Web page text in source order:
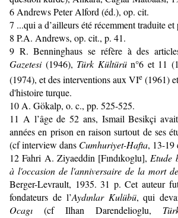
6Andrews Peter Alford (éd.), op. cit.
7 ...qui a d’ailleurs été récemment traduite
8 P.A. Andrews, op. cit., p. 41.
9 R. Benninghaus se réfère à des
Gazetesi(1946), Türk Kültürün°6 et 11
(1974), et des interventions aux VIe (1961)
d'histoire turque.
10 A. Gökalp, o. c., pp. 525-525.
11 A l’âge de 52 ans, Ismail Besikçi
années en prison en raison surtout de ses
(cf interview dans Cumhuriyet-Hafta, 13-19
12 Fahri A. Ziyaeddin [Fındıkoglu], Etude
à l'occasion de l'anniversaire de la mort
Berger-Levrault, 1935. 31 p. Cet auteur
fondateurs de l’Aydınlar Kulübü, qui
Ocagı (cf Ilhan Darendelioglu,